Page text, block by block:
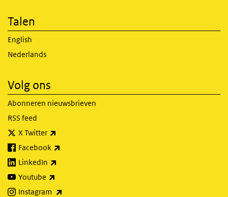
Talen
English
Nederlands
Volg ons
Abonneren nieuwsbrieven
RSS feed
X Twitter
Facebook
LinkedIn
Youtube
Instagram